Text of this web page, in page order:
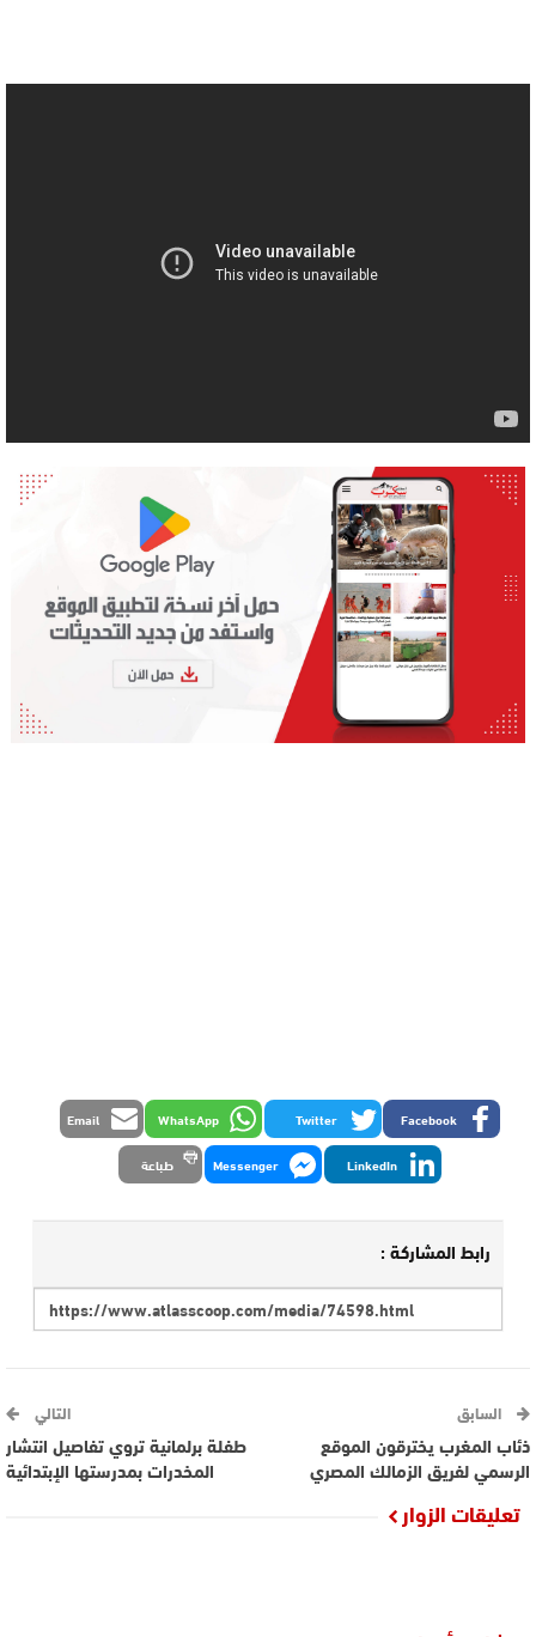
Facebook
Twitter
WhatsApp
Email
LinkedIn
Messenger طباعة
رابط المشاركة :
السابق
ذئاب المغرب يخترقون الموقع
الرسمي لفريق الزمالك المصري
التالي
طفلة برلمانية تروي تفاصيل انتشار
المخدرات بمدرستها الإبتدائية
تعليقات الزوار